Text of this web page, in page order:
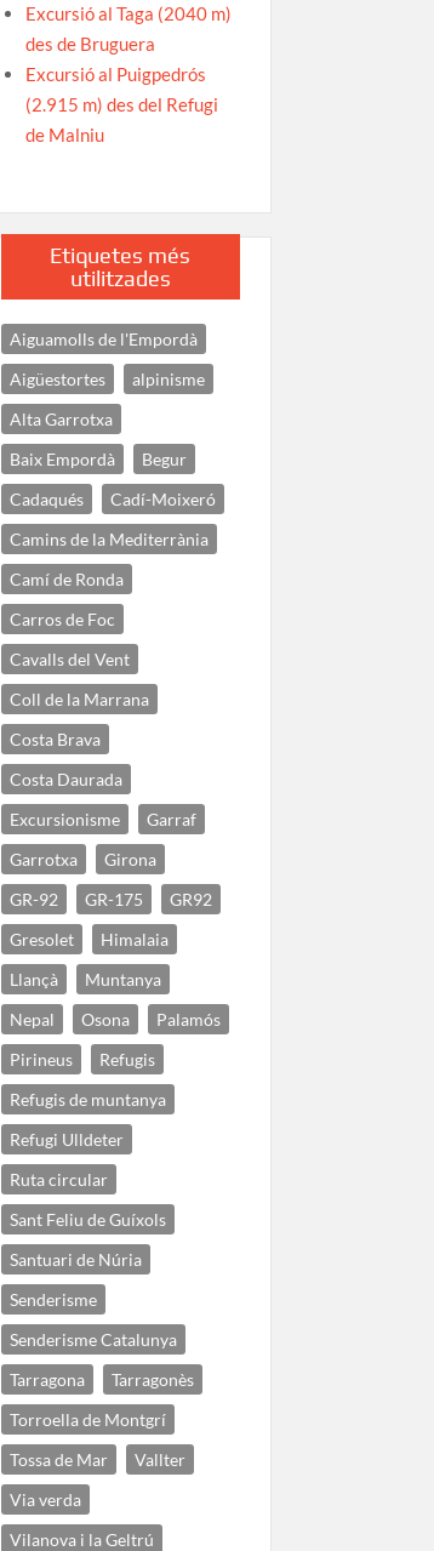
Excursió al Taga (2040 m)
des de Bruguera
Excursió al Puigpedrós
(2.915 m) des del Refugi
de Malniu
Etiquetes més
utilitzades
Aiguamolls de l'Empordà
Aigüestortes
alpinisme
Alta Garrotxa
Baix Empordà
Begur
Cadaqués
Cadí-Moixeró
Camins de la Mediterrània
Camí de Ronda
Carros de Foc
Cavalls del Vent
Coll de la Marrana
Costa Brava
Costa Daurada
Excursionisme
Garraf
Garrotxa
Girona
GR-92
GR-175
GR92
Gresolet
Himalaia
Llançà
Muntanya
Nepal
Osona
Palamós
Pirineus
Refugis
Refugis de muntanya
Refugi Ulldeter
Ruta circular
Sant Feliu de Guíxols
Santuari de Núria
Senderisme
Senderisme Catalunya
Tarragona
Tarragonès
Torroella de Montgrí
Tossa de Mar
Vallter
Via verda
Vilanova i la Geltrú